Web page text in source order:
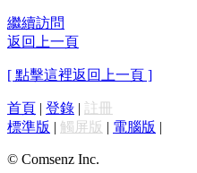
繼續訪問
返回上一頁
[ 點擊這裡返回上一頁 ]
首頁 | 登錄 | 註冊
標準版 | 觸屏版 | 電腦版 |
© Comsenz Inc.